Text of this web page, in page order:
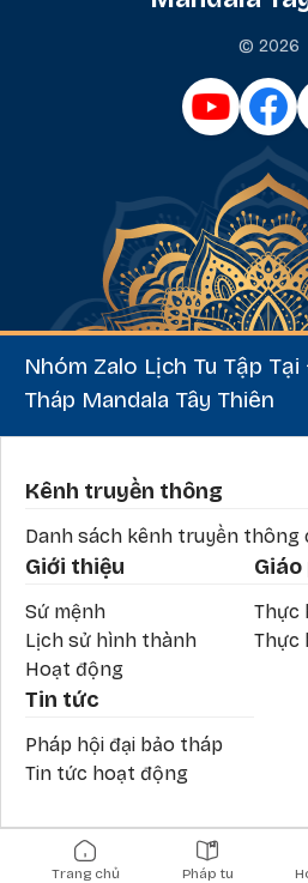
© 2026
Nhóm Zalo Lịch Tu Tập
Tháp Mandala Tây Thiên
Phần chân
Kênh truyền thông
Danh sách kênh truyền thông
Giới thiệu
Sứ mệnh
Lịch sử hình thành
Hoạt động
Thực
Thực
Tin tức
Pháp hội đại bảo tháp
Tin tức hoạt động
Main navigation
Trang chủ Pháp tu